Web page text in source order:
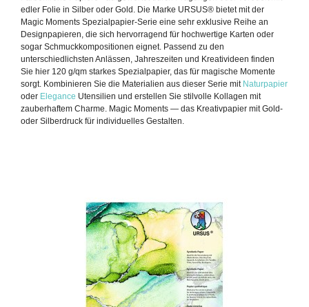
edler Folie in Silber oder Gold. Die Marke URSUS® bietet mit der
Magic Moments Spezialpapier-Serie eine sehr exklusive Reihe an
Designpapieren, die sich hervorragend für hochwertige Karten oder
sogar Schmuckkompositionen eignet. Passend zu den
unterschiedlichsten Anlässen, Jahreszeiten und Kreativideen finden
Sie hier 120 g/qm starkes Spezialpapier, das für magische Momente
sorgt. Kombinieren Sie die Materialien aus dieser Serie mit Naturpapier
oder Elegance Utensilien und erstellen Sie stilvolle Kollagen mit
zauberhaftem Charme. Magic Moments — das Kreativpapier mit Gold-
oder Silberdruck für individuelles Gestalten.